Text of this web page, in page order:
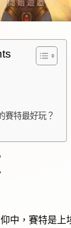
賽特最好玩？
中，賽特是上